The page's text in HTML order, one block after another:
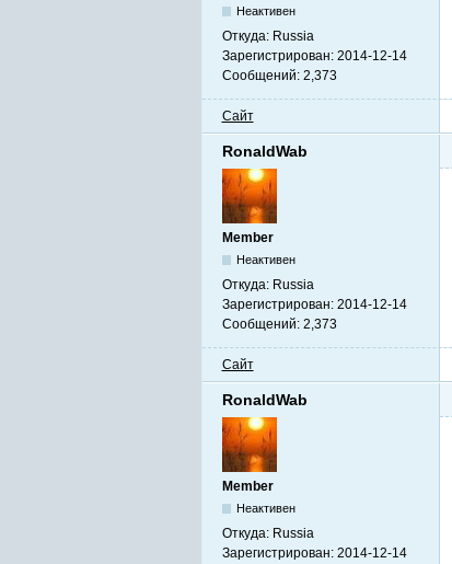
Неактивен
Откуда: Russia
Зарегистрирован: 2014-12-14
Сообщений: 2,373
Сайт
RonaldWab
Member
Неактивен
Откуда: Russia
Зарегистрирован: 2014-12-14
Сообщений: 2,373
Сайт
RonaldWab
Member
Неактивен
Откуда: Russia
Зарегистрирован: 2014-12-14